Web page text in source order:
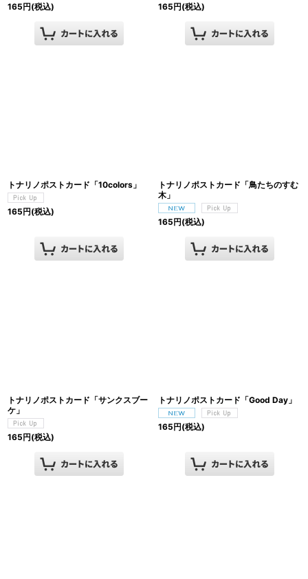
165円(税込) 165円(税込)
トナリノポストカード「10colors」
165円(税込)
トナリノポストカード「鳥たちのすむ
木」
165円(税込)
トナリノポストカード「サンクスブー
ケ」
165円(税込)
トナリノポストカード「Good Day」
165円(税込)